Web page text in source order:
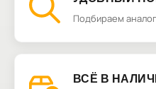
Подбираем
ВСЁ В